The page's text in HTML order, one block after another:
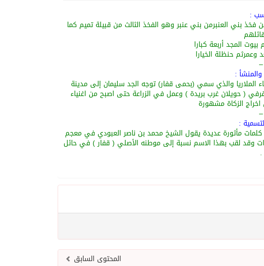
:
فخذ بني العنبرمن بني عنبر وهو الفخذ الثالث من قبيلة تميم كما
المجد أربعة كبارا
حنظلة الخيارا
–
:
الى بريدة سنه 1195 تقريبا بسبب وباء الملاريا والذي سمي (بحمى قفار) توجه الجد سليمان إلى مدينة
( حويلان غرب بريدة ) وعمل في الزراعة حتى اصبح من اغنياء
الزكاة مشهورة
–
:
كلمات مأثورة عديدة يقول الشيخ محمد بن ناصر العبودي في معجم
وقد لقب بهذا الاسم نسبة إلى موطنه الأصلي ( قفار ) في حائل
.
المحتوى السابق